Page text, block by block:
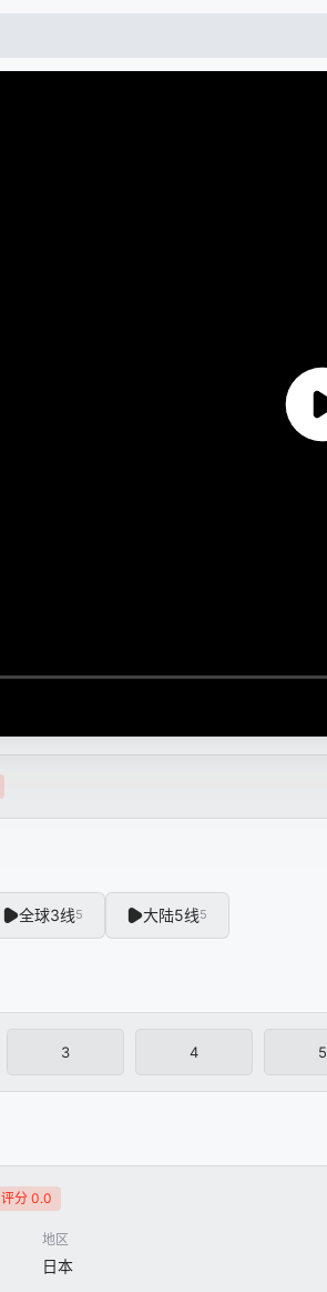
全球3线5 大陆5线5
3 4 5
评分 0.0
地区
日本